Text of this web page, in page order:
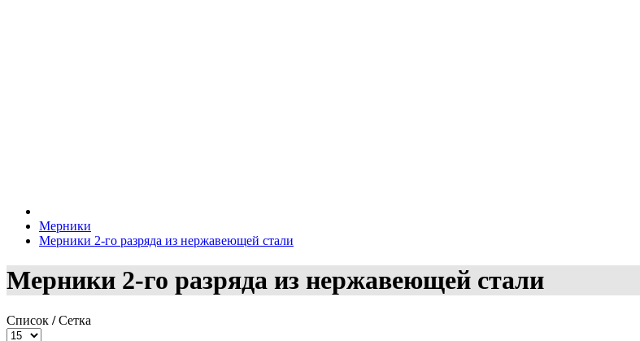
Мерники
Мерники 2-го разряда из нержавеющей стали
Мерники 2-го разряда из нержавеющей стали
Список / Сетка